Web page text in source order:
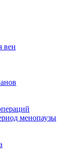
вен
менопаузы